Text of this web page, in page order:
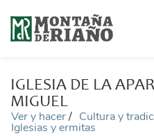
IGLESIA DE LA
MIGUEL
Ver y hacer Cultura y
Iglesias y ermitas